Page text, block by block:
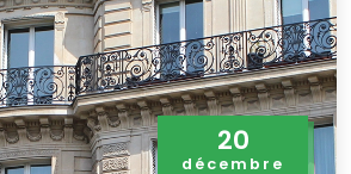
20
décembre